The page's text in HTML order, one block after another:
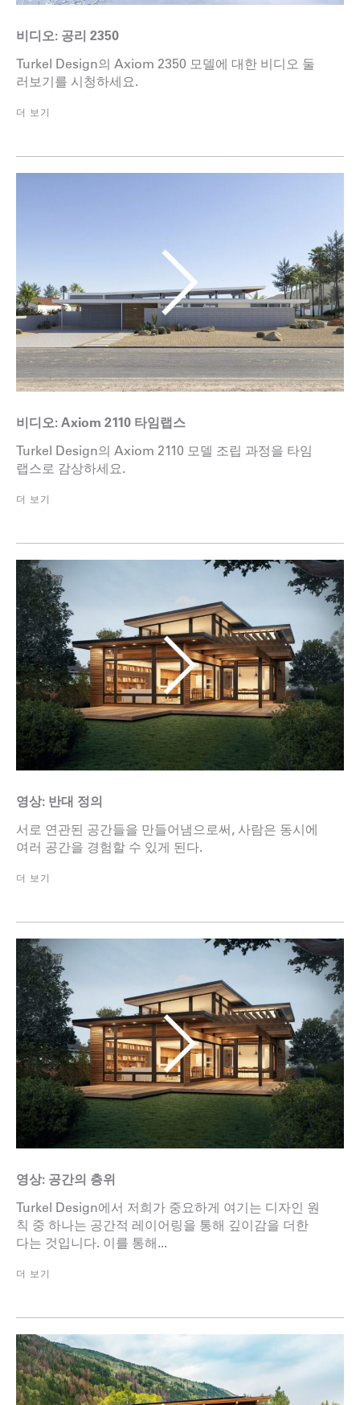
비디오: 공리 2350
Turkel Design의 Axiom 2350 모델에 대한 비디오 둘
러보기를 시청하세요.
더 보기
비디오: Axiom 2110 타임랩스
Turkel Design의 Axiom 2110 모델 조립 과정을 타임
랩스로 감상하세요.
더 보기
영상: 반대 정의
서로 연관된 공간들을 만들어냄으로써, 사람은 동시에
여러 공간을 경험할 수 있게 된다.
더 보기
영상: 공간의 층위
Turkel Design에서 저희가 중요하게 여기는 디자인 원
칙 중 하나는 공간적 레이어링을 통해 깊이감을 더한
다는 것입니다. 이를 통해...
더 보기